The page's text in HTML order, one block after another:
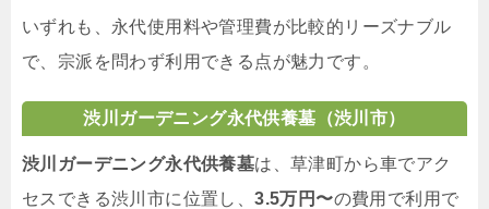
いずれも、永代使用料や管理費が比較的リーズナブル
で、宗派を問わず利用できる点が魅力です。
渋川ガーデニング永代供養墓（渋川市）
渋川ガーデニング永代供養墓は、草津町から車でアク
セスできる渋川市に位置し、3.5万円〜の費用で利用で